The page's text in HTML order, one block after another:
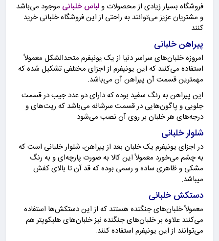
فروشگاه بسیار زیادی از محصولات و لباس خلبانی موجود می‌باشد
و مشتریان عزیز می‌توانند به راحتی از این فروشگاه خلبانی خرید
کنند
‎امروزه خلبان‌های سراسر دنیا از یک یونیفرم متحدالشکل معمولاً
استفاده می‌کنند که این یونیفرم از اجزای مختلفی تشکیل شده که
مهمترین قسمت آن پیراهن آن می‌باشد.
این پیراهن به رنگ سفید بوده که دارای دو عدد جیب در قسمت
جلویی و پاگون‌هایی در قسمت سرشانه می‌باشد که ریت‌های و
درجه‌های هر خلبان بر روی آن نصب می‌شود
‎در اجزای یونیفرم یک خلبان بعد از پیراهن، شلوار خلبانی است که
به چشم می‌خورد معمولاً این کالا به صورت پارچه‌ای و به رنگ
مشکی و ظاهری ساده و رسمی بوده که قد آن تا بالای کفش
میباشد.
دستکش خلبانی
معمولاً خلبان‌های جنگنده هستند که از این دستکش‌ها استفاده
می‌کنند علاوه بر خلبان‌های جنگنده نیز خلبان‌های هلیکوپتر هم
می‌توانند از این یونیفرم استفاده کنند.